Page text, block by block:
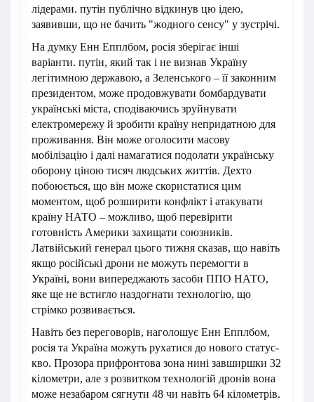
лідерами. путін публічно відкинув цю ідею,
заявивши, що не бачить "жодного сенсу" у зустрічі.
На думку Енн Епплбом, росія зберігає інші
варіанти. путін, який так і не визнав Україну
легітимною державою, а Зеленського – її законним
президентом, може продовжувати бомбардувати
українські міста, сподіваючись зруйнувати
електромережу й зробити країну непридатною для
проживання. Він може оголосити масову
мобілізацію і далі намагатися подолати українську
оборону ціною тисяч людських життів. Дехто
побоюється, що він може скористатися цим
моментом, щоб розширити конфлікт і атакувати
країну НАТО – можливо, щоб перевірити
готовність Америки захищати союзників.
Латвійський генерал цього тижня сказав, що навіть
якщо російські дрони не можуть перемогти в
Україні, вони випереджають засоби ППО НАТО,
яке ще не встигло наздогнати технологію, що
стрімко розвивається.
Навіть без переговорів, наголошує Енн Епплбом,
росія та Україна можуть рухатися до нового статус-
кво. Прозора прифронтова зона нині завширшки 32
кілометри, але з розвитком технологій дронів вона
може незабаром сягнути 48 чи навіть 64 кілометрів.